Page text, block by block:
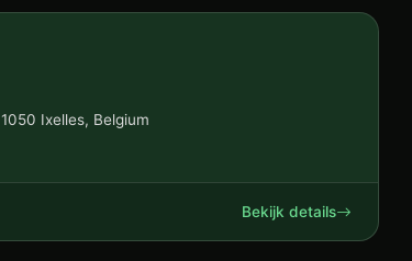
Ixelles, Belgium
Bekijk details